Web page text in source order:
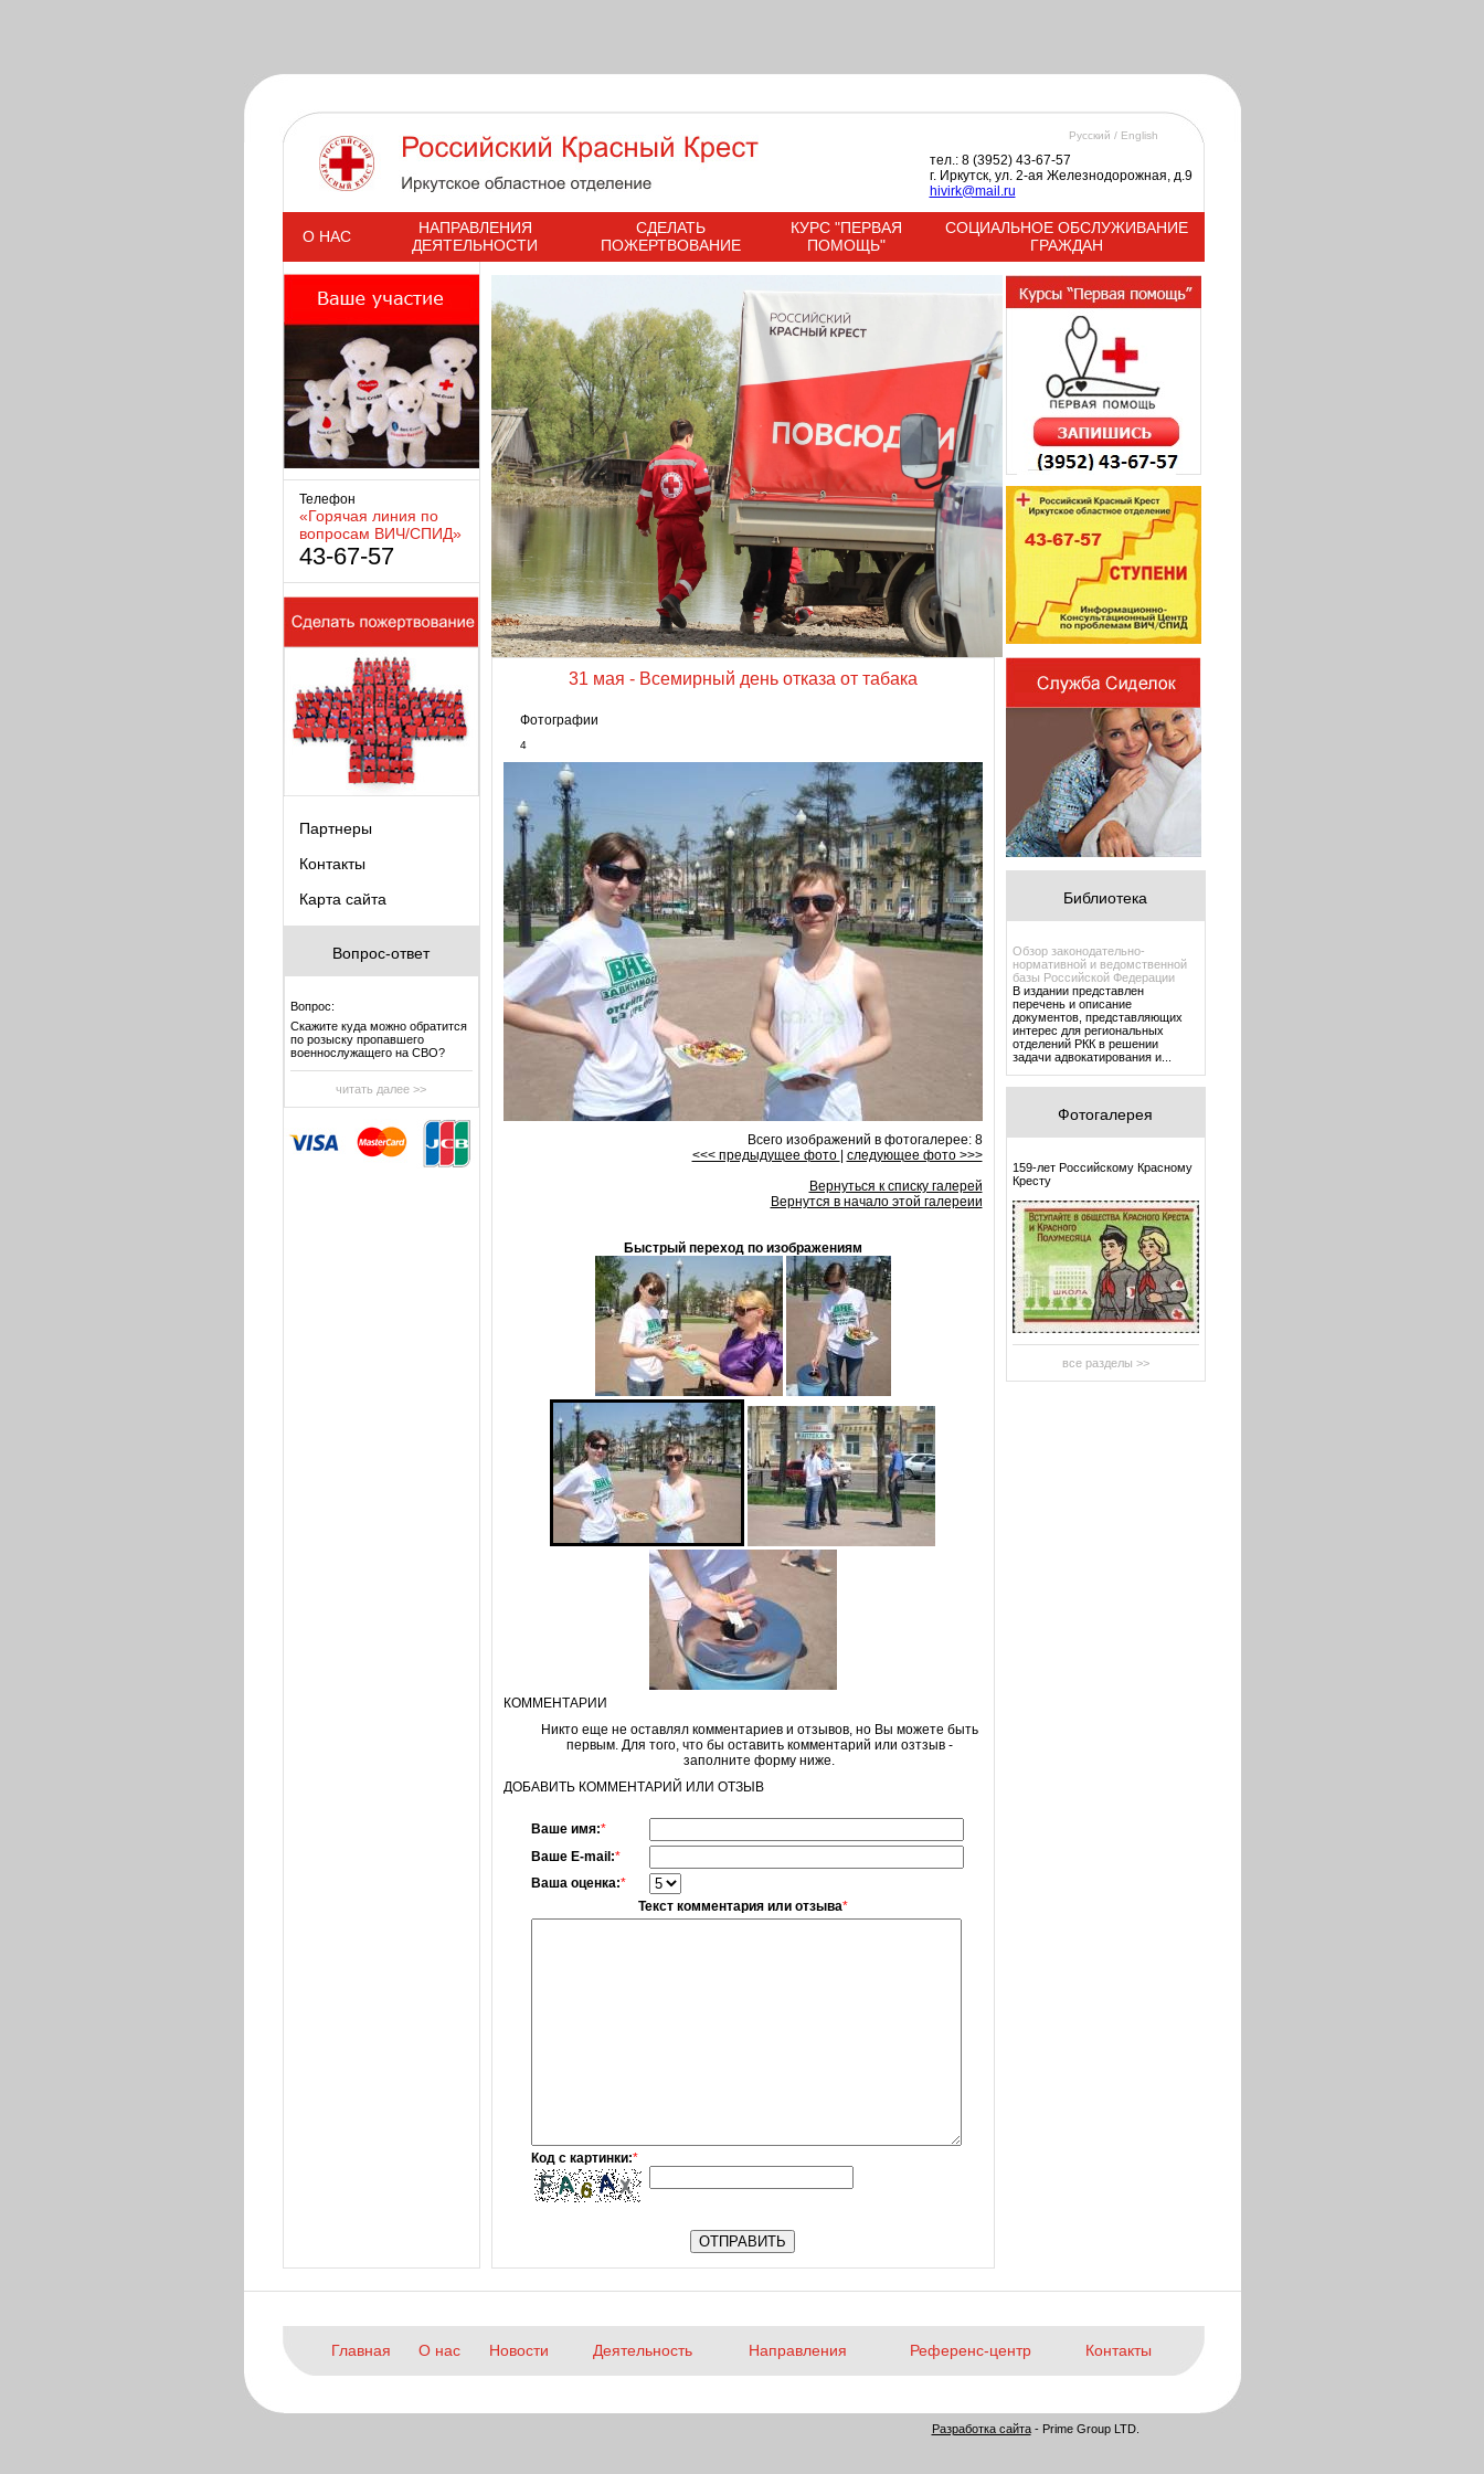
тел.: 8 (3952) 43-67-57
г. Иркутск, ул. 2-ая Железнодорожная, д.9
hivirk@mail.ru
Русский / English
s
О НАС
НАПРАВЛЕНИЯ
ДЕЯТЕЛЬНОСТИ
СДЕЛАТЬ
ПОЖЕРТВОВАНИЕ
КУРС "ПЕРВАЯ
ПОМОЩЬ"
СОЦИАЛЬНОЕ ОБСЛУЖИВАНИЕ
ГРАЖДАН
Телефон
«Горячая линия по
вопросам ВИЧ/СПИД»
43-67-57
Партнеры
Контакты
Карта сайта
Вопрос-ответ
Вопрос:
Скажите куда можно обратится
по розыску пропавшего
военнослужащего на СВО?
читать далее >>
31 мая - Всемирный день отказа от табака
Фотографии
4
Всего изображений в фотогалерее: 8
<<< предыдущее фото
следующее фото >>>
Вернуться к списку галерей
Вернутся в начало этой галереии
Быстрый переход по изображениям
КОММЕНТАРИИ
Никто еще не оставлял комментариев и отзывов, но Вы можете быть
первым. Для того, что бы оставить комментарий или озтзыв -
заполните форму ниже.
ДОБАВИТЬ КОММЕНТАРИЙ ИЛИ ОТЗЫВ
Ваше имя:*
Ваше E-mail:*
Ваша оценка:*
Текст комментария или отзыва*
Код с картинки:*
Библиотека
Обзор законодательно-
нормативной и ведомственной
базы Российской Федерации
В издании представлен
перечень и описание
документов, представляющих
интерес для региональных
отделений РКК в решении
задачи адвокатирования и...
Фотогалерея
159-лет Российскому Красному
Кресту
все разделы >>
Главная О нас Новости Деятельность Направления Референс-центр Контакты
Разработка сайта- Prime Group LTD.